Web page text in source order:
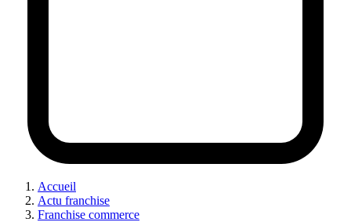
Accueil
Actu franchise
Franchise commerce